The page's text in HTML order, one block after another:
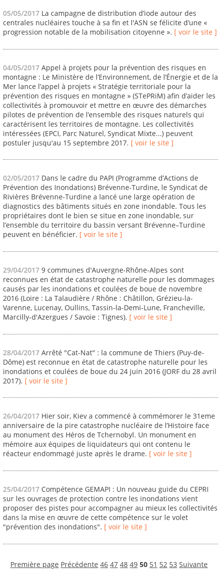
05/05/2017 La campagne de distribution d’iode autour des
centrales nucléaires touche à sa fin et l'ASN se félicite d’une «
progression notable de la mobilisation citoyenne ». [ voir le site ]
04/05/2017 Appel à projets pour la prévention des risques en
montagne : Le Ministère de l’Environnement, de l’Énergie et de la
Mer lance l’appel à projets « Stratégie territoriale pour la
prévention des risques en montagne » (STePRiM) afin d’aider les
collectivités à promouvoir et mettre en œuvre des démarches
pilotes de prévention de l’ensemble des risques naturels qui
caractérisent les territoires de montagne. Les collectivités
intéressées (EPCI, Parc Naturel, Syndicat Mixte...) peuvent
postuler jusqu'au 15 septembre 2017. [ voir le site ]
02/05/2017 Dans le cadre du PAPI (Programme d’Actions de
Prévention des Inondations) Brévenne-Turdine, le Syndicat de
Rivières Brévenne-Turdine a lancé une large opération de
diagnostics des bâtiments situés en zone inondable. Tous les
propriétaires dont le bien se situe en zone inondable, sur
l’ensemble du territoire du bassin versant Brévenne–Turdine
peuvent en bénéficier. [ voir le site ]
29/04/2017 9 communes d'Auvergne-Rhône-Alpes sont
reconnues en état de catastrophe naturelle pour les dommages
causés par les inondations et coulées de boue de novembre
2016 (Loire : La Talaudière / Rhône : Châtillon, Grézieu-la-
Varenne, Lucenay, Oullins, Tassin-la-Demi-Lune, Francheville,
Marcilly-d'Azergues / Savoie : Tignes). [ voir le site ]
28/04/2017 Arrêté "Cat-Nat" : la commune de Thiers (Puy-de-
Dôme) est reconnue en état de catastrophe naturelle pour les
inondations et coulées de boue du 24 juin 2016 (JORF du 28 avril
2017). [ voir le site ]
26/04/2017 Hier soir, Kiev a commencé à commémorer le 31eme
anniversaire de la pire catastrophe nucléaire de l’Histoire face
au monument des Héros de Tchernobyl. Un monument en
mémoire aux équipes de liquidateurs qui ont contenu le
réacteur endommagé juste après le drame. [ voir le site ]
25/04/2017 Compétence GEMAPI : Un nouveau guide du CEPRI
sur les ouvrages de protection contre les inondations vient
proposer des pistes pour accompagner au mieux les collectivités
dans la mise en œuvre de cette compétence sur le volet
"prévention des inondations". [ voir le site ]
Première page Précédente 46 47 48 49 50 51 52 53 Suivante